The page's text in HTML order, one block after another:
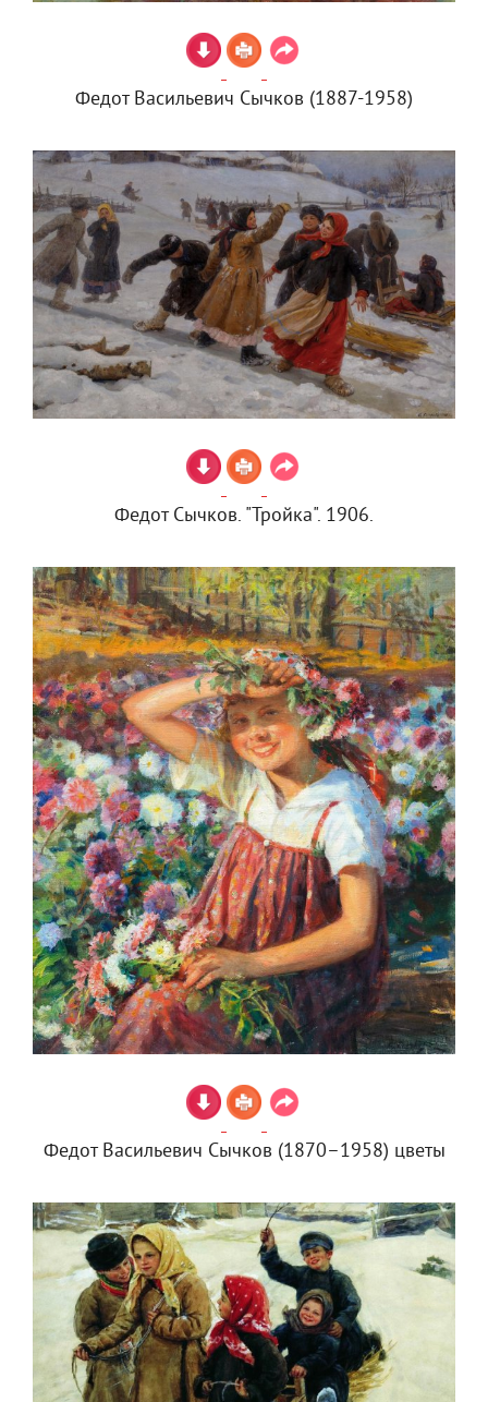
Федот Васильевич Сычков (1887-1958)
Федот Сычков. "Тройка". 1906.
Федот Васильевич Сычков (1870–1958) цветы